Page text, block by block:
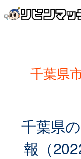
千葉県
千葉県
報（